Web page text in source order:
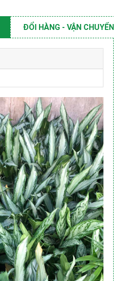
ĐỔI HÀNG - VẬN CHUYỂN